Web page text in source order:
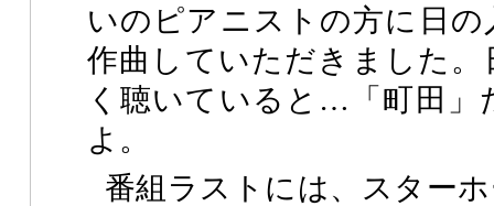
いのピアニストの方に日
作曲していただきました。
く聴いていると…「町田」
よ。
番組ラストには、スター